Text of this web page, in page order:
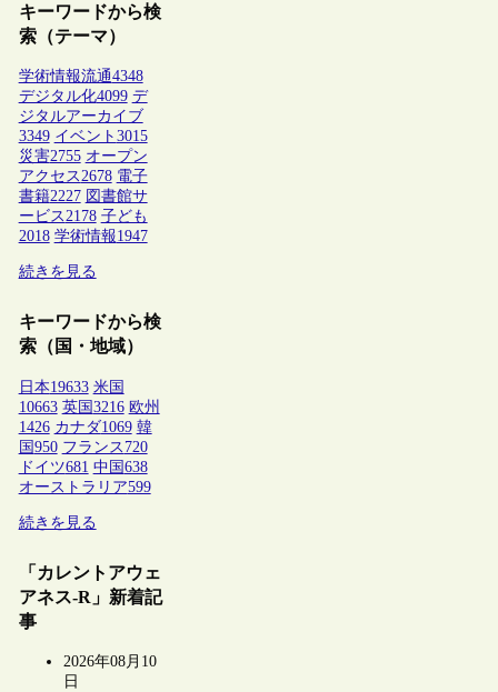
キーワードから検
索（テーマ）
学術情報流通4348
デジタル化4099 デ
ジタルアーカイブ
3349 イベント 3015
災害2755 オープン
アクセス2678 電子
書籍2227 図書館サ
ービス2178 子ども
2018 学術情報1947
続きを見る
キーワードから検
索（国・地域）
日本19633 米国
10663 英国 3216 欧州
1426 カナダ1069 韓
国 950 フランス 720
ドイツ681 中国 638
オーストラリア599
続きを見る
「カレントアウェ
アネス-R」新着記
事
2026年08月10
日